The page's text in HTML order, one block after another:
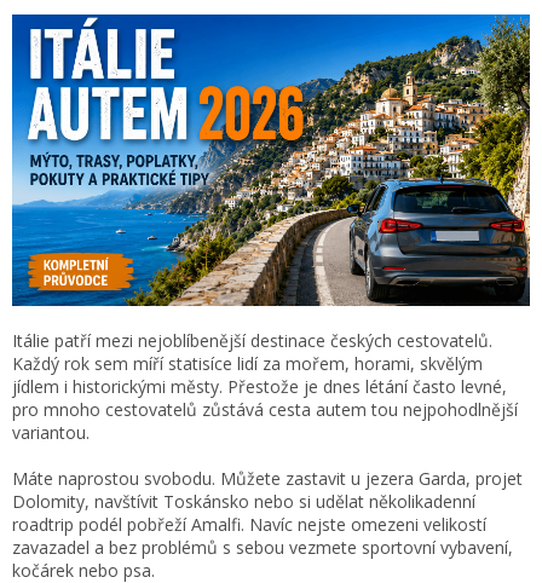
Itálie patří mezi nejoblíbenější destinace českých cestovatelů.
Každý rok sem míří statisíce lidí za mořem, horami, skvělým
jídlem i historickými městy. Přestože je dnes létání často levné,
pro mnoho cestovatelů zůstává cesta autem tou nejpohodlnější
variantou.
Máte naprostou svobodu. Můžete zastavit u jezera Garda, projet
Dolomity, navštívit Toskánsko nebo si udělat několikadenní
roadtrip podél pobřeží Amalfi. Navíc nejste omezeni velikostí
zavazadel a bez problémů s sebou vezmete sportovní vybavení,
kočárek nebo psa.